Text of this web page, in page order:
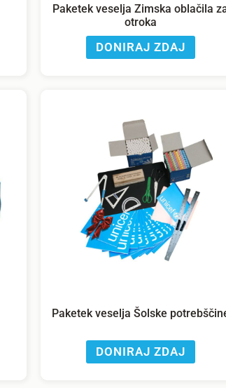
Paketek veselja Zimska oblačila
otroka
DONIRAJ ZDAJ
Paketek veselja Šolske
DONIRAJ ZDAJ